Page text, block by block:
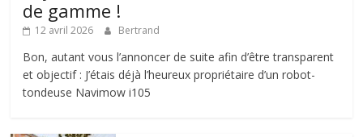
de gamme !
12 avril 2026 Bertrand
Bon, autant vous l’annoncer de suite afin d’être transparent
et objectif : J’étais déjà l’heureux propriétaire d’un robot-
tondeuse Navimow i105